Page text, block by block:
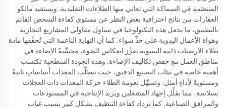
المنتظمة في السماكة التي تعاني منها الطلاءات التقليدية. ويستفيد مالكو
العقارات من نتائج احترافية بغض النظر عن مستوى كفاءة الشخص القائم
بالتطبيق، ما يجعل هذه التكنولوجيا في متناول مقاولي المشاريع التجارية
وهواة الأعمال اليدوية على حدٍّ سواء. كما أن النهاية الناعمة التي تُحقِّقها مادة
طلاء الأرضيات ذاتية التسوية تعزِّز انعكاس الضوء، محسِّنةً الإضاءة في
مناطق العمل مع خفض تكاليف الإضاءة. وهذه الجودة السطحية تكتسب
أهمية خاصة في بيئات التصنيع الدقيق، حيث تتطلَّب المعدات أساساتٍ ثابتةً
ومستويةً لأداءٍ أمثل. وتسهِّل نعومة الطلاء حركة المعدات ذات العجلات
بسلاسة، مما يقلِّل إجهاد المشغلين ويزيد الإنتاجية في المستودعات
والمرافق الصناعية. كما تزداد كفاءة التنظيف بشكل كبير بسبب غياب